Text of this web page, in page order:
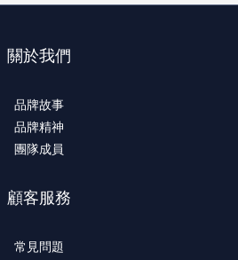
關於我們
品牌故事
品牌精神
團隊成員
顧客服務
常見問題